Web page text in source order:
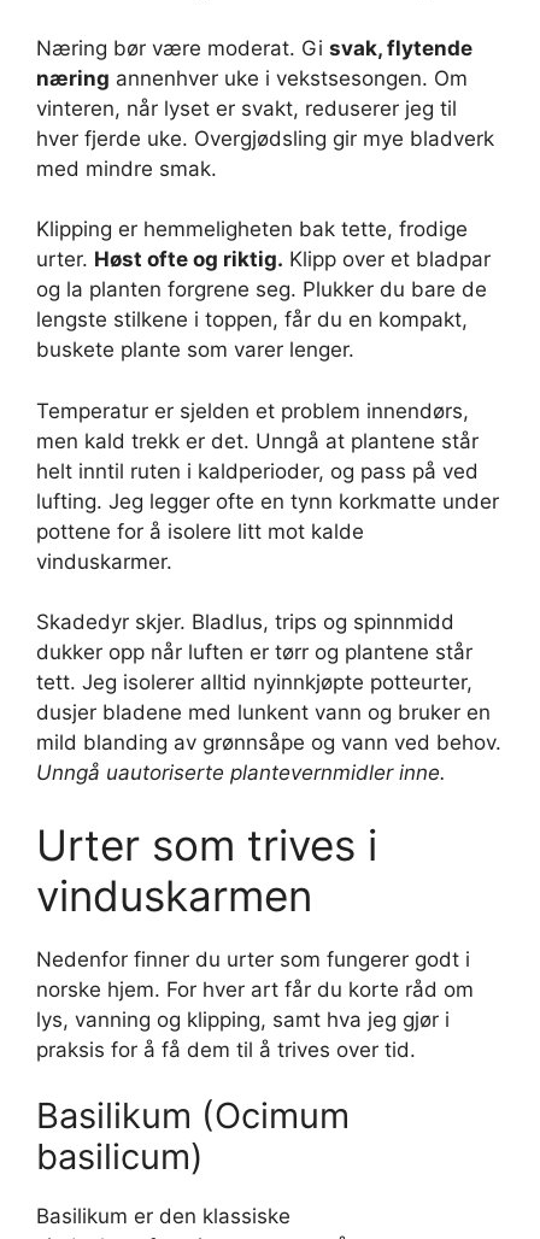
Næring bør være moderat. Gi svak, flytende
næring annenhver uke i vekstsesongen. Om
vinteren, når lyset er svakt, reduserer jeg til
hver fjerde uke. Overgjødsling gir mye bladverk
med mindre smak.
Klipping er hemmeligheten bak tette, frodige
urter. Høst ofte og riktig. Klipp over et bladpar
og la planten forgrene seg. Plukker du bare de
lengste stilkene i toppen, får du en kompakt,
buskete plante som varer lenger.
Temperatur er sjelden et problem innendørs,
men kald trekk er det. Unngå at plantene står
helt inntil ruten i kaldperioder, og pass på ved
lufting. Jeg legger ofte en tynn korkmatte under
pottene for å isolere litt mot kalde
vinduskarmer.
Skadedyr skjer. Bladlus, trips og spinnmidd
dukker opp når luften er tørr og plantene står
tett. Jeg isolerer alltid nyinnkjøpte potteurter,
dusjer bladene med lunkent vann og bruker en
mild blanding av grønnsåpe og vann ved behov.
Unngå uautoriserte plantevernmidler inne.
Urter som trives i
vinduskarmen
Nedenfor finner du urter som fungerer godt i
norske hjem. For hver art får du korte råd om
lys, vanning og klipping, samt hva jeg gjør i
praksis for å få dem til å trives over tid.
Basilikum (Ocimum
basilicum)
Basilikum er den klassiske